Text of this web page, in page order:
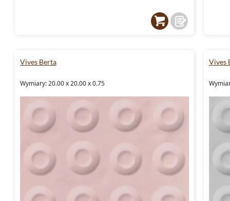
Vives Berta
Wymiary: 20.00 x 20.00 x 0.75
Vives